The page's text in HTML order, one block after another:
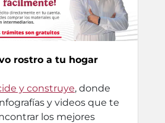
rostro a tu hogar
y construye, donde
y videos que te
los mejores